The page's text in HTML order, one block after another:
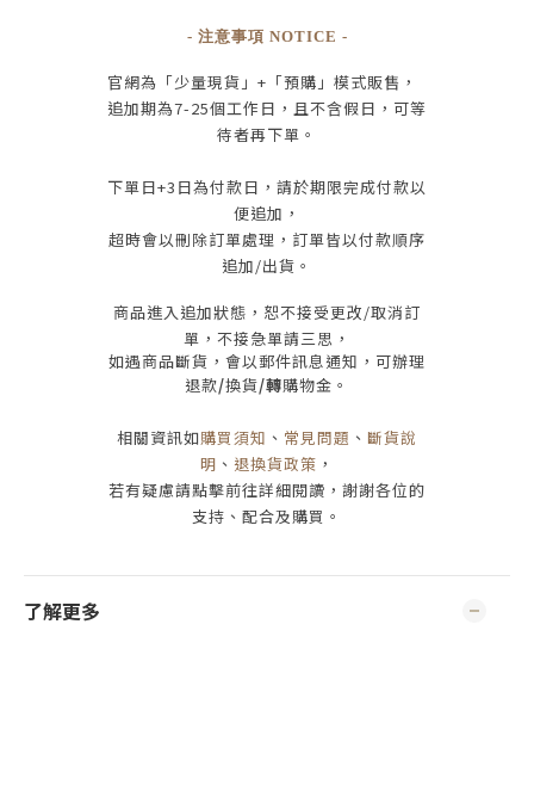
- 注意事項 NOTICE -
官網為 「少量現貨」+ 「預購」模式販售，
追加期為7-25個工作日 ，且不含假日 ， 可等
待者再下單 。
下單日+3 日為付款日，請於期限完成付款以
便追加，
超時會以刪除訂單處理，訂單皆以付款順序
追加/出貨 。
商品進入追加狀態，恕不接受更改/取消訂
單， 不接急單請三思 ，
如遇商品斷貨，會以郵件訊息通知，可辦理
退款/換貨/轉購物金。
相關資訊如購買須知 、 常見問題 、 斷貨說
明 、 退換貨政策 ，
若有疑慮請點擊前往詳細閱讀，謝謝各位的
支持、配合及購買 。
了解更多